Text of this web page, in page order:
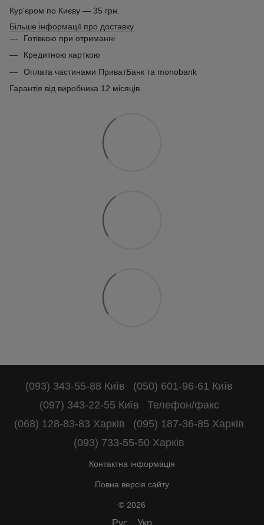
Кур'єром по Києву — 35 грн.
Більше інформації про доставку
Готівкою при отриманні
Кредитною карткою
Оплата частинами ПриватБанк та monobank
Гарантія від виробника 12 місяців.
(093) 343-55-88 Київ
(050) 601-96-61 Київ
(097) 343-22-55 Київ
Телефон/факс
(068) 128-83-83 Харків
(095) 187-36-85 Харків
(093) 733-55-50 Харків
Контактна інформація
Повна версія сайту
© 2026